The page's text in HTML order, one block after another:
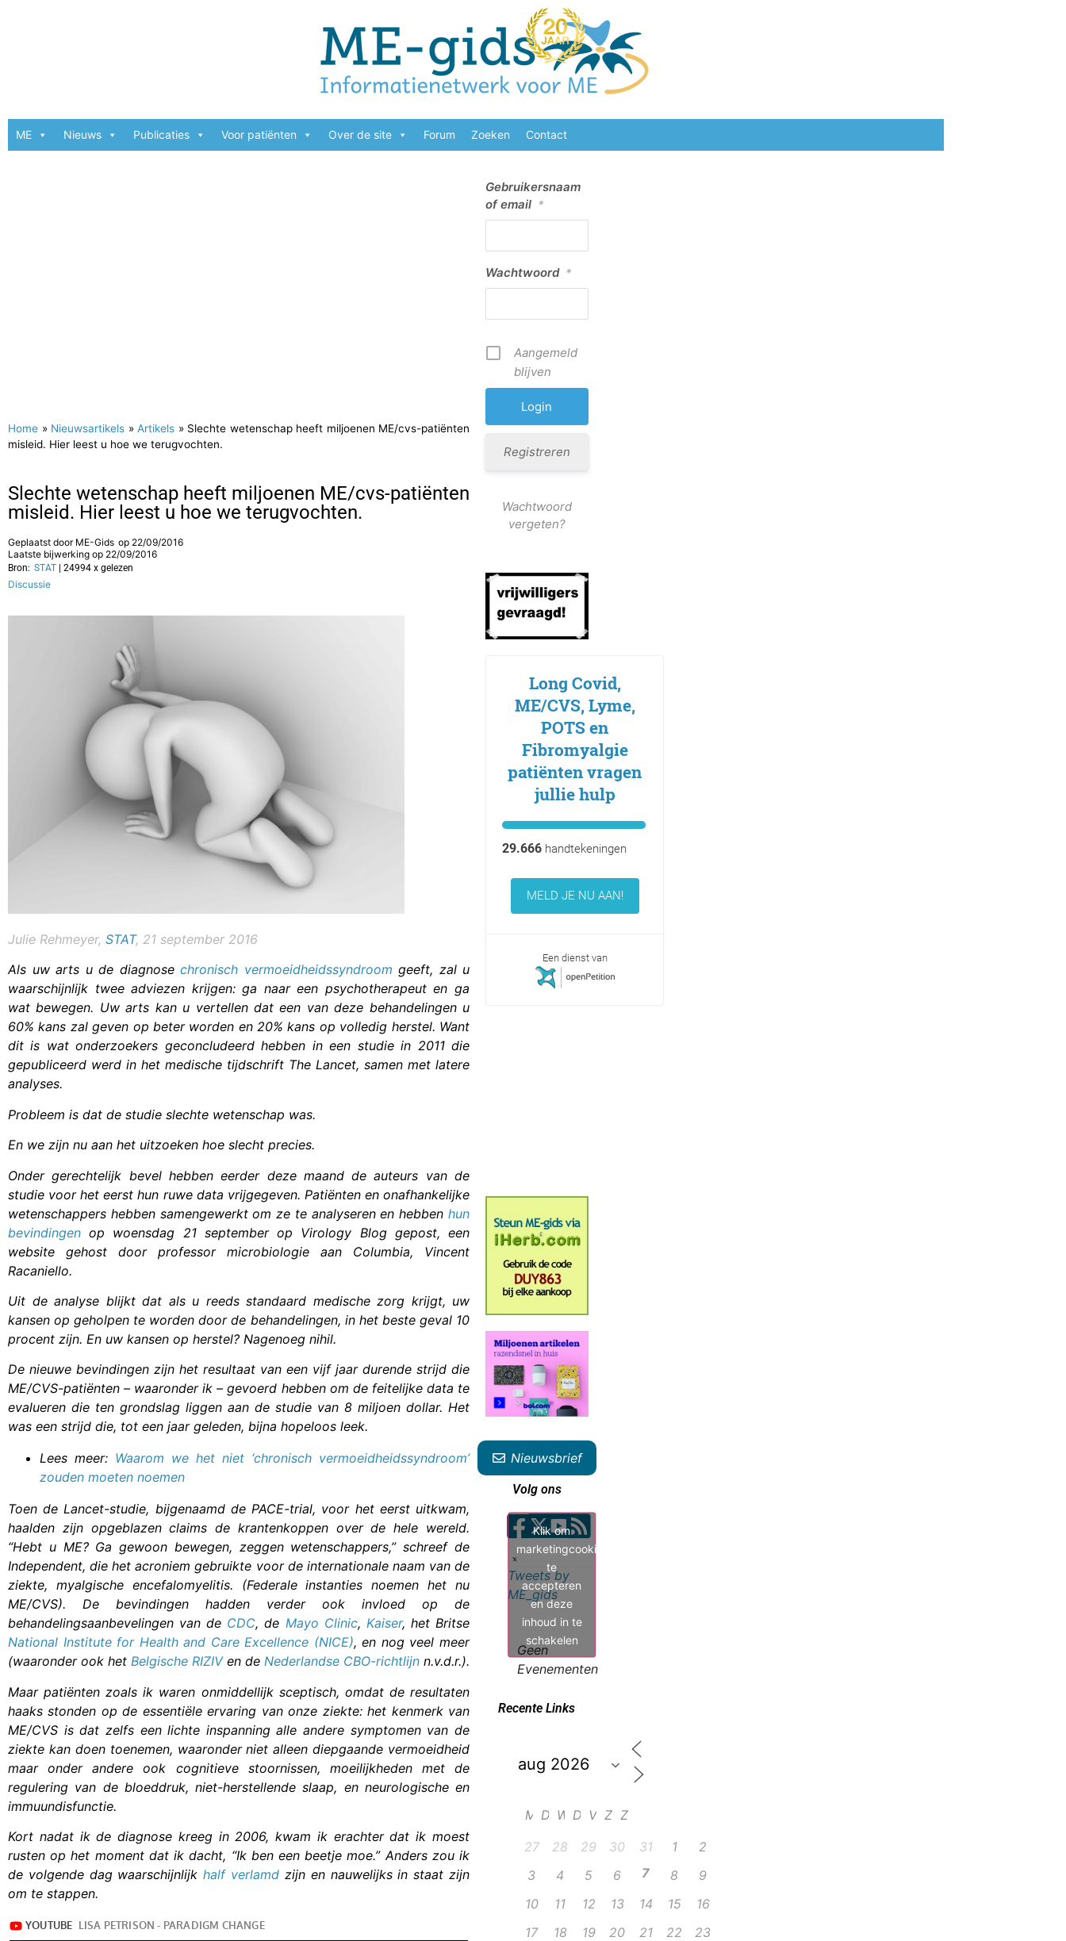
ME Nieuws Publicaties Voor patiënten Over de site Forum Zoeken Contact
Home » Nieuwsartikels » Artikels » Slechte wetenschap heeft miljoenen ME/cvs-patiënten
misleid. Hier leest u hoe we terugvochten.
Slechte wetenschap heeft miljoenen ME/cvs-patiënten
misleid. Hier leest u hoe we terugvochten.
Geplaatst door ME-Gids op 22/09/2016
Laatste bijwerking op 22/09/2016
Bron: STAT | 24994 x gelezen
Discussie
Julie Rehmeyer, STAT, 21 september 2016
Als uw arts u de diagnose chronisch vermoeidheidssyndroom geeft, zal u
waarschijnlijk twee adviezen krijgen: ga naar een psychotherapeut en ga
wat bewegen. Uw arts kan u vertellen dat een van deze behandelingen u
60% kans zal geven op beter worden en 20% kans op volledig herstel. Want
dit is wat onderzoekers geconcludeerd hebben in een studie in 2011 die
gepubliceerd werd in het medische tijdschrift The Lancet, samen met latere
analyses.
Probleem is dat de studie slechte wetenschap was.
En we zijn nu aan het uitzoeken hoe slecht precies.
Onder gerechtelijk bevel hebben eerder deze maand de auteurs van de
studie voor het eerst hun ruwe data vrijgegeven. Patiënten en onafhankelijke
wetenschappers hebben samengewerkt om ze te analyseren en hebben hun
bevindingen op woensdag 21 september op Virology Blog gepost, een
website gehost door professor microbiologie aan Columbia, Vincent
Racaniello.
Uit de analyse blijkt dat als u reeds standaard medische zorg krijgt, uw
kansen op geholpen te worden door de behandelingen, in het beste geval 10
procent zijn. En uw kansen op herstel? Nagenoeg nihil.
De nieuwe bevindingen zijn het resultaat van een vijf jaar durende strijd die
ME/CVS-patiënten – waaronder ik – gevoerd hebben om de feitelijke data te
evalueren die ten grondslag liggen aan de studie van 8 miljoen dollar. Het
was een strijd die, tot een jaar geleden, bijna hopeloos leek.
Lees meer: Waarom we het niet ‘chronisch vermoeidheidssyndroom’
zouden moeten noemen
Toen de Lancet-studie, bijgenaamd de PACE-trial, voor het eerst uitkwam,
haalden zijn opgeblazen claims de krantenkoppen over de hele wereld.
“Hebt u ME? Ga gewoon bewegen, zeggen wetenschappers,” schreef de
Independent, die het acroniem gebruikte voor de internationale naam van de
ziekte, myalgische encefalomyelitis. (Federale instanties noemen het nu
ME/CVS). De bevindingen hadden verder ook invloed op de
behandelingsaanbevelingen van de CDC, de Mayo Clinic, Kaiser, het Britse
National Institute for Health and Care Excellence (NICE), en nog veel meer
(waaronder ook het Belgische RIZIV en de Nederlandse CBO-richtlijn n.v.d.r.).
Maar patiënten zoals ik waren onmiddellijk sceptisch, omdat de resultaten
haaks stonden op de essentiële ervaring van onze ziekte: het kenmerk van
ME/CVS is dat zelfs een lichte inspanning alle andere symptomen van de
ziekte kan doen toenemen, waaronder niet alleen diepgaande vermoeidheid
maar onder andere ook cognitieve stoornissen, moeilijkheden met de
regulering van de bloeddruk, niet-herstellende slaap, en neurologische en
immuundisfunctie.
Kort nadat ik de diagnose kreeg in 2006, kwam ik erachter dat ik moest
rusten op het moment dat ik dacht, “Ik ben een beetje moe.” Anders zou ik
de volgende dag waarschijnlijkhalf verlamd zijn en nauwelijks in staat zijn
om te stappen.
Gebruikersnaam
of email *
Wachtwoord *
Aangemeld
blijven
Registreren
Wachtwoord
vergeten?
Long Covid,
ME/CVS, Lyme,
POTS en
Fibromyalgie
patiënten vragen
jullie hulp
29.666 handtekeningen
MELD JE NU AAN!
Een dienst van
Nieuwsbrief
Volg ons
Tweets by
ME_gids
Klik om
marketingcookies
te
accepteren
en deze
inhoud in te
schakelen
Geen
Evenementen
Recente Links
M D W D V Z Z
27
28 29 30 31 1
2
3
4 5 6 7 8
9
10
11 12 13 14 15
16
17
18 19 20 21 22
23